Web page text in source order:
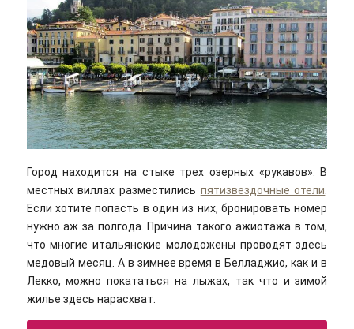
Город находится на стыке трех озерных «рукавов». В
местных виллах разместились пятизвездочные отели.
Если хотите попасть в один из них, бронировать номер
нужно аж за полгода. Причина такого ажиотажа в том,
что многие итальянские молодожены проводят здесь
медовый месяц. А в зимнее время в Белладжио, как и в
Лекко, можно покататься на лыжах, так что и зимой
жилье здесь нарасхват.